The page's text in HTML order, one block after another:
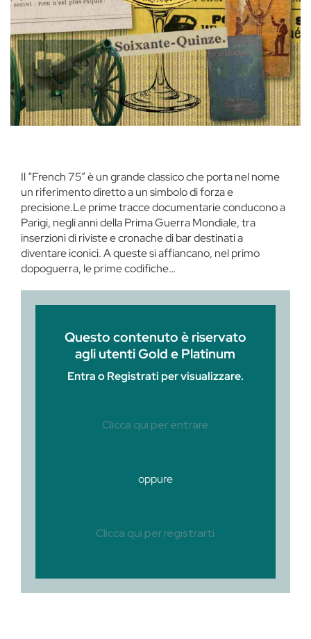
Il “French 75” è un grande classico che porta nel nome
un riferimento diretto a un simbolo di forza e
precisione.Le prime tracce documentarie conducono a
Parigi, negli anni della Prima Guerra Mondiale, tra
inserzioni di riviste e cronache di bar destinati a
diventare iconici. A queste si affiancano, nel primo
dopoguerra, le prime codifiche…
Questo contenuto è riservato
agli utenti Gold e Platinum
Entra o Registrati per visualizzare.
Clicca qui per entrare
oppure
Clicca qui per registrarti